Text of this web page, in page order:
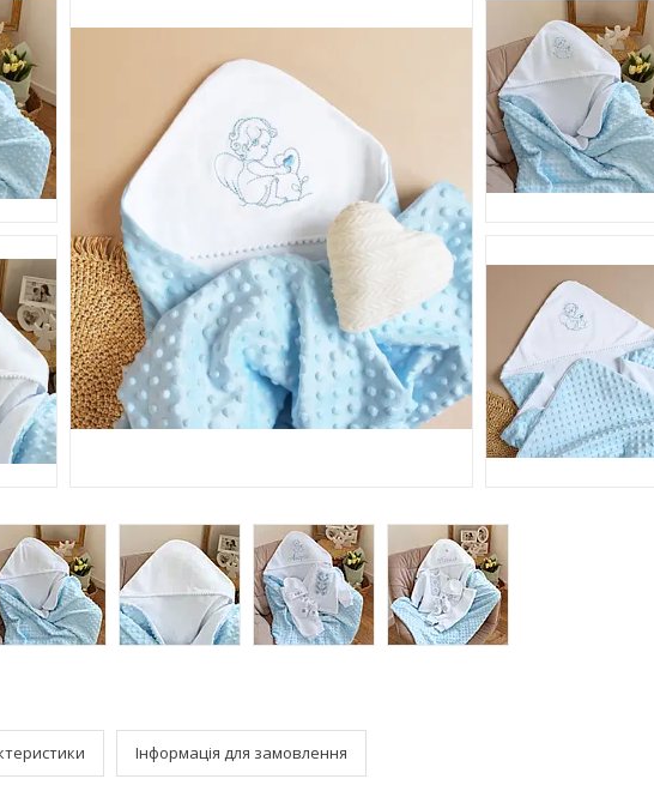
Інформація для замовлення